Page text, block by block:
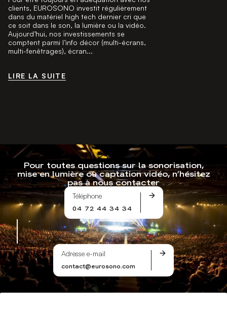
clients, EUROSONO investit régulièrement
dans du matériel high tech dernier cri que
ce soit dans le son, la lumière ou la vidéo.
Aujourd’hui, nos investissements se
comptent parmi l’info décor (multi-écrans,
multi-fenêtrages), écran...
LIRE LA SUITE
Pour toutes questions sur la sonorisation,
mise en lumière ou captation vidéo, n’hésitez
pas à nous contacter
Téléphone
04 72 44 34 34
Adresse e-mail
contact@eurosono.com